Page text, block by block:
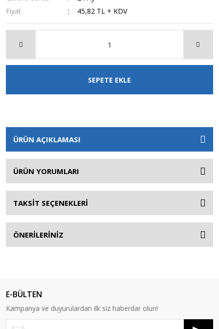
Fiyat
45,82 TL + KDV
SEPETE EKLE
ÜRÜN AÇIKLAMASI
ÜRÜN YORUMLARI
TAKSİT SEÇENEKLERİ
ÖNERİLERİNİZ
E-BÜLTEN
Kampanya ve duyurulardan ilk siz haberdar olun!